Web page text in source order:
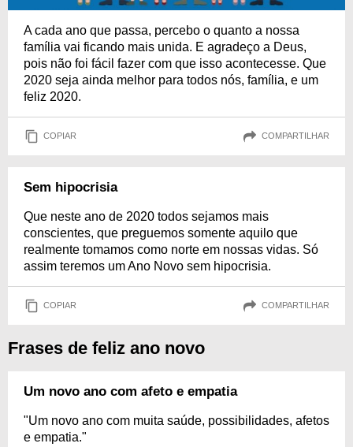
A cada ano que passa, percebo o quanto a nossa
família vai ficando mais unida. E agradeço a Deus,
pois não foi fácil fazer com que isso acontecesse. Que
2020 seja ainda melhor para todos nós, família, e um
feliz 2020.
COPIAR COMPARTILHAR
Sem hipocrisia
Que neste ano de 2020 todos sejamos mais
conscientes, que preguemos somente aquilo que
realmente tomamos como norte em nossas vidas. Só
assim teremos um Ano Novo sem hipocrisia.
COPIAR COMPARTILHAR
Frases de feliz ano novo
Um novo ano com afeto e empatia
"Um novo ano com muita saúde, possibilidades, afetos
e empatia."